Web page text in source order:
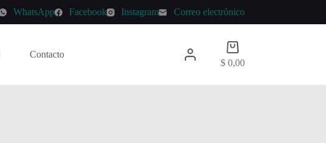
WhatsApp Facebook Instagram Correo electrónico
Contacto
Carro
de
compra
$0,00